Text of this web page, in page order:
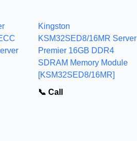
Kingston
KSM32SED8/16MR Server
Premier 16GB DDR4
SDRAM Memory Module
[KSM32SED8/16MR]
📞 Call